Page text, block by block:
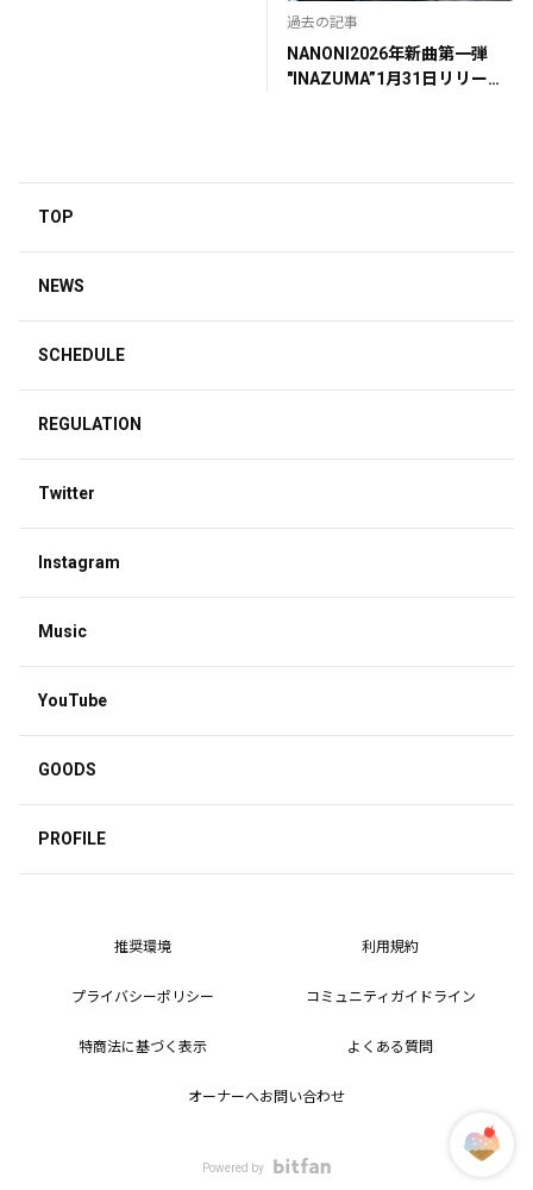
過去の記事
NANONI2026年新曲第一弾
"INAZUMA”1月31日リリース
TOP
NEWS
SCHEDULE
REGULATION
Twitter
Instagram
Music
YouTube
GOODS
PROFILE
推奨環境 利用規約
プライバシーポリシー コミュニティガイドライン
特商法に基づく表示 よくある質問
オーナーへお問い合わせ
Powered by